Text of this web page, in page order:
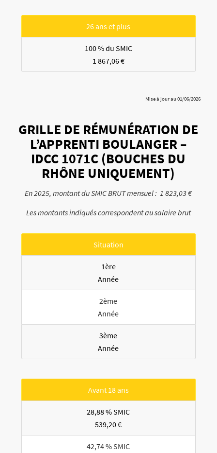
26 ans et plus
100 % du SMIC
1 867,06 €
Mise à jour au 01/06/2026
GRILLE DE RÉMUNÉRATION DE
L’APPRENTI BOULANGER –
IDCC 1071C (BOUCHES DU
RHÔNE UNIQUEMENT)
En 2025, montant du SMIC BRUT mensuel : 1 823,03 €
Les montants indiqués correspondent au salaire brut
Situation
1ère
Année
2ème
Année
3ème
Année
Avant 18 ans
28,88 % SMIC
539,20 €
42,74 % SMIC